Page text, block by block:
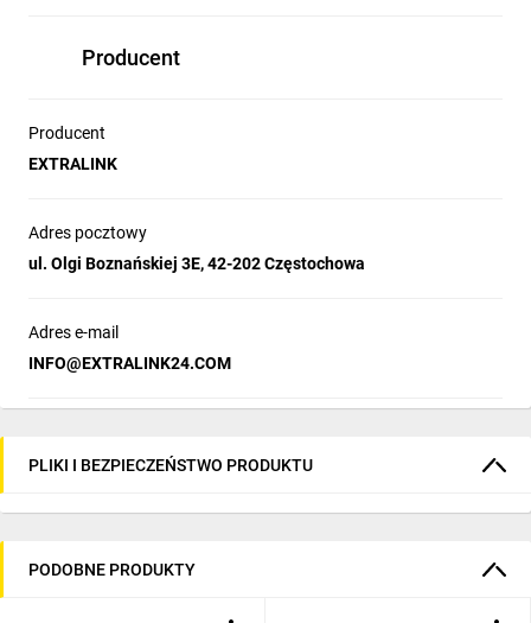
Producent
Producent
EXTRALINK
Adres pocztowy
ul. Olgi Boznańskiej 3E, 42-202 Częstochowa
Adres e-mail
INFO@EXTRALINK24.COM
PLIKI I BEZPIECZEŃSTWO PRODUKTU
PODOBNE PRODUKTY